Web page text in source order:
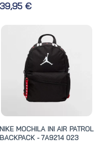
39,95 €
NIKE MOCHILA INI AIR PATROL
BACKPACK - 7A9214 023